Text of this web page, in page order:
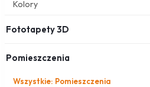
Kolory
Fototapety 3D
Pomieszczenia
Wszystkie: Pomieszczenia